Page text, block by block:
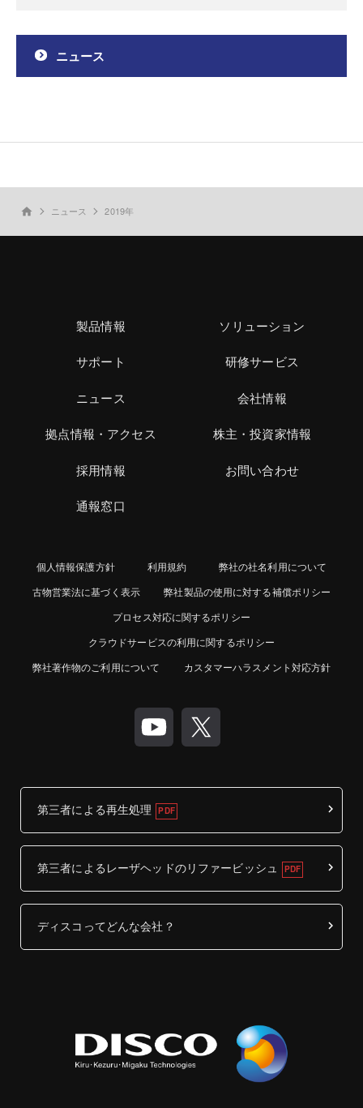
ニュース
home ニュース 2019年
製品情報 ソリューション
サポート 研修サービス
ニュース 会社情報
拠点情報・アクセス 株主・投資家情報
採用情報 お問い合わせ
通報窓口
個人情報保護方針 利用規約
弊社の社名利用について
古物営業法に基づく表示
弊社製品の使用に対する補償ポリシー
プロセス対応に関するポリシー
クラウドサービスの利用に関するポリシー
弊社著作物のご利用について
カスタマーハラスメント対応方針
第三者による再生処理
第三者によるレーザヘッドのリファービッシュ
ディスコってどんな会社？